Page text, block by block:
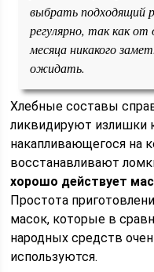
выбрать подходящий
регулярно, так как от
месяца никакого
ожидать.
Хлебные составы
ликвидируют излишки
накапливающегося на
восстанавливают
хорошо действует
Простота
масок, которые в
народных средств
используются.